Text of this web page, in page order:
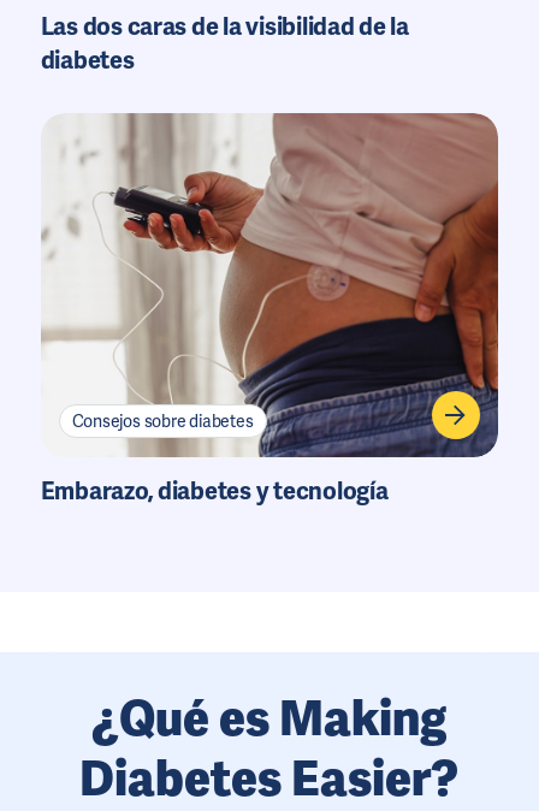
Las dos caras de la visibilidad de la
diabetes
Consejos sobre diabetes
Embarazo, diabetes y tecnología
¿Qué es Making
Diabetes Easier?